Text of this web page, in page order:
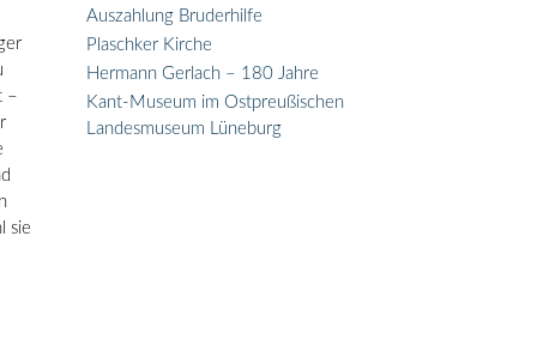
–
sie
Auszahlung Bruderhilfe
Plaschker Kirche
Hermann Gerlach – 180 Jahre
Kant-Museum im Ostpreußischen
Landesmuseum Lüneburg